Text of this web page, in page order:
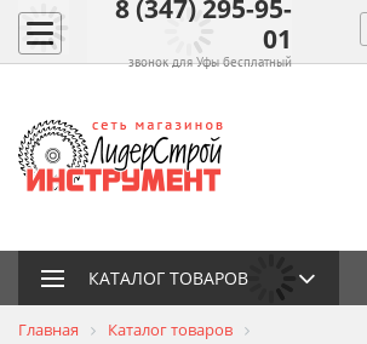
8 (347) 295-95-
01
звонок для Уфы бесплатный
КАТАЛОГ ТОВАРОВ
Главная
Каталог товаров